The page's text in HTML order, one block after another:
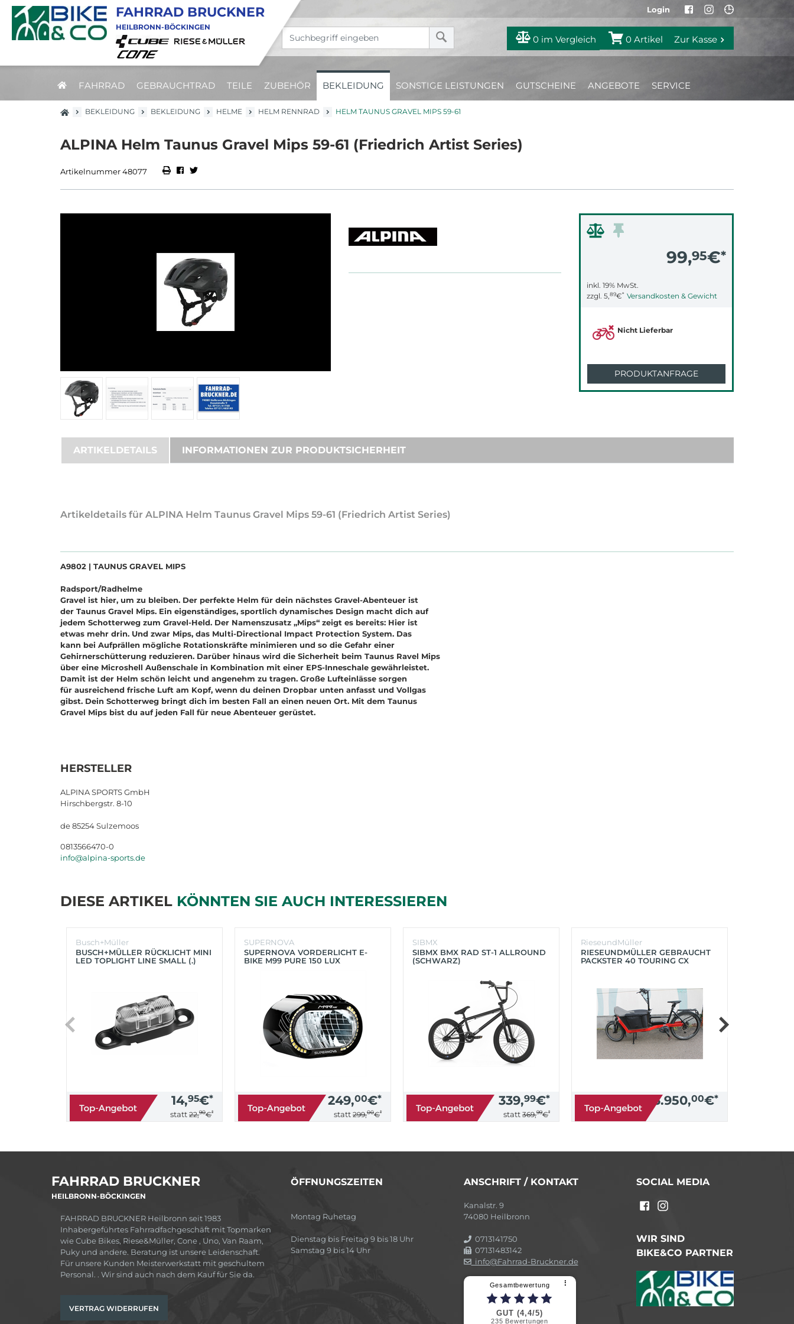
Login
0 im Vergleich 0 Artikel Zur Kasse
FAHRRAD GEBRAUCHTRAD TEILE ZUBEHÖR BEKLEIDUNG SONSTIGE LEISTUNGEN GUTSCHEINE ANGEBOTE SERVICE
FAHRRAD BRUCKNER
HEILBRONN-BÖCKINGEN
BEKLEIDUNG BEKLEIDUNG HELME HELM RENNRAD HELM TAUNUS GRAVEL MIPS 59-61
ALPINA Helm Taunus Gravel Mips 59-61 (Friedrich Artist Series)
Artikelnummer 48077
99,95€*
inkl. 19% MwSt.
zzgl. 5,89€* Versandkosten & Gewicht
Nicht Lieferbar
PRODUKTANFRAGE
ARTIKELDETAILS INFORMATIONEN ZUR PRODUKTSICHERHEIT
Artikeldetails für ALPINA Helm Taunus Gravel Mips 59-61 (Friedrich Artist Series)
A9802 | TAUNUS GRAVEL MIPS
Radsport/Radhelme
Gravel ist hier, um zu bleiben. Der perfekte Helm für dein nächstes Gravel-Abenteuer ist
der Taunus Gravel Mips. Ein eigenständiges, sportlich dynamisches Design macht dich auf
jedem Schotterweg zum Gravel-Held. Der Namenszusatz „Mips“ zeigt es bereits: Hier ist
etwas mehr drin. Und zwar Mips, das Multi-Directional Impact Protection System. Das
kann bei Aufprällen mögliche Rotationskräfte minimieren und so die Gefahr einer
Gehirnerschütterung reduzieren. Darüber hinaus wird die Sicherheit beim Taunus Ravel Mips
über eine Microshell Außenschale in Kombination mit einer EPS-Inneschale gewährleistet.
Damit ist der Helm schön leicht und angenehm zu tragen. Große Lufteinlässe sorgen
für ausreichend frische Luft am Kopf, wenn du deinen Dropbar unten anfasst und Vollgas
gibst. Dein Schotterweg bringt dich im besten Fall an einen neuen Ort. Mit dem Taunus
Gravel Mips bist du auf jeden Fall für neue Abenteuer gerüstet.
HERSTELLER
ALPINA SPORTS GmbH
Hirschbergstr. 8-10
de 85254 Sulzemoos
0813566470-0
info@alpina-sports.de
DIESE ARTIKEL KÖNNTEN SIE AUCH INTERESSIEREN
Busch+Müller
BUSCH+MÜLLER RÜCKLICHT MINI
LED TOPLIGHT LINE SMALL (.)
14,95€*
statt 22,90€*
SUPERNOVA
SUPERNOVA VORDERLICHT E-
BIKE M99 PURE 150 LUX
249,00€*
statt 299,00€*
SIBMX
SIBMX BMX RAD ST-1 ALLROUND
(SCHWARZ)
339,99€*
statt 369,99€*
RieseundMüller
RIESEUNDMÜLLER GEBRAUCHT
PACKSTER 40 TOURING CX
3.950,00€*
FAHRRAD BRUCKNER
HEILBRONN-BÖCKINGEN
FAHRRAD BRUCKNER Heilbronn seit 1983
Inhabergeführtes Fahrradfachgeschäft mit Topmarken
wie Cube Bikes, Riese&Müller, Cone , Uno, Van Raam,
Puky und andere. Beratung ist unsere Leidenschaft.
Für unsere Kunden Meisterwerkstatt mit geschultem
Personal. . Wir sind auch nach dem Kauf für Sie da.
VERTRAG WIDERRUFEN
ÖFFNUNGSZEITEN
Montag Ruhetag
Dienstag bis Freitag 9 bis 18 Uhr
Samstag 9 bis 14 Uhr
ANSCHRIFT / KONTAKT
Kanalstr. 9
74080 Heilbronn
0713141750
07131483142
info@Fahrrad-Bruckner.de
Gesamtbewertung ⠇
GUT (4,4/5)
235 Bewertungen
SOCIAL MEDIA
WIR SIND
BIKE&CO PARTNER